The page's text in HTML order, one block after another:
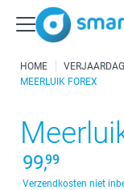
HOME VERJAARDAG
MEERLUIK FOREX
99,99
Verzendkosten niet